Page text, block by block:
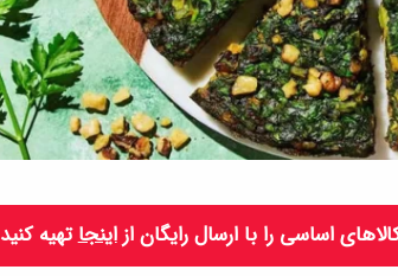
اساسی را با ارسال رایگان ازاینجاتهیه کنید